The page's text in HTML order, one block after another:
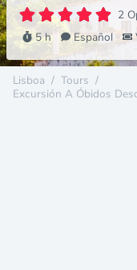
2
5 h
Español
Lisboa / Tours /
Excursión A Óbidos